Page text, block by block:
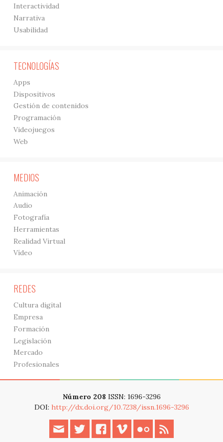
Interactividad
Narrativa
Usabilidad
TECNOLOGÍAS
Apps
Dispositivos
Gestión de contenidos
Programación
Videojuegos
Web
MEDIOS
Animación
Audio
Fotografía
Herramientas
Realidad Virtual
Vídeo
REDES
Cultura digital
Empresa
Formación
Legislación
Mercado
Profesionales
Número 208 ISSN: 1696-3296
DOI: http://dx.doi.org/10.7238/issn.1696-3296